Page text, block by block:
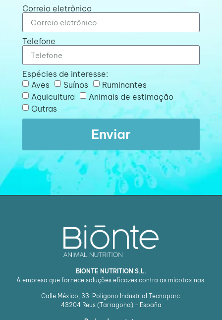
Correio eletrônico
Telefone
Espécies de interesse:
Aves
Suínos
Ruminantes
Aquicultura
Animais de estimação
Outras
Enviar
BIONTE NUTRITION S.L.
A empresa que fornece soluções eficazes contra as micotoxinas.
Calle México, 33. Polígono Industrial Tecnoparc.
43204 Reus (Tarragona) - España